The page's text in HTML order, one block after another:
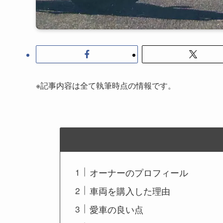
※記事内容は全て執筆時点の情報です。
オーナーのプロフィール
車両を購入した理由
愛車の良い点